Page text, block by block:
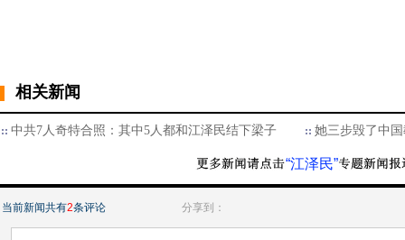
相关新闻
中共7人奇特合照：其中5人都和江泽民结下梁子 她三步毁了中
“江泽民”
当前新闻共有2条评论 分享到：